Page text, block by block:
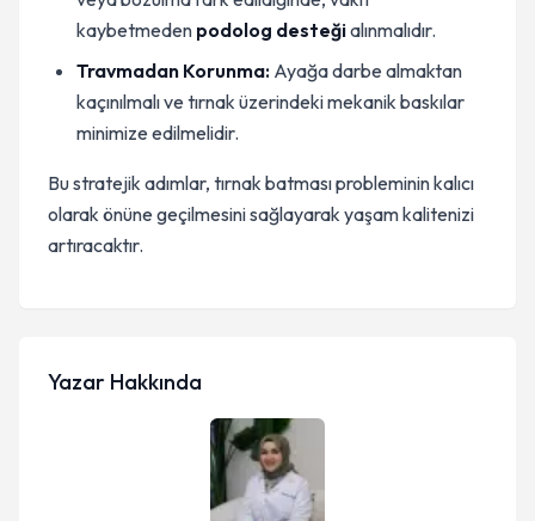
kaybetmeden podolog desteğialınmalıdır.
Travmadan Korunma: Ayağa darbe almaktan
kaçınılmalı ve tırnak üzerindeki mekanik baskılar
minimize edilmelidir.
Bu stratejik adımlar, tırnak batması probleminin kalıcı
olarak önüne geçilmesini sağlayarak yaşam kalitenizi
artıracaktır.
Yazar Hakkında